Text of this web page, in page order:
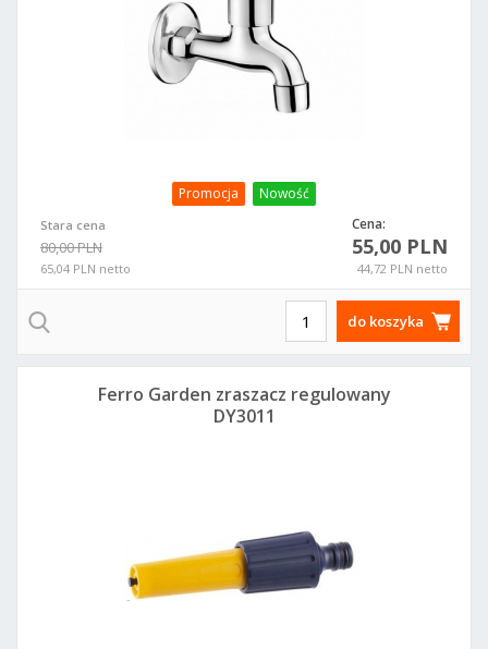
Promocja Nowość
Stara cena
80,00 PLN
65,04 PLN netto
Cena:
55,00 PLN
44,72 PLN netto
do koszyka
Ferro Garden zraszacz regulowany
DY3011